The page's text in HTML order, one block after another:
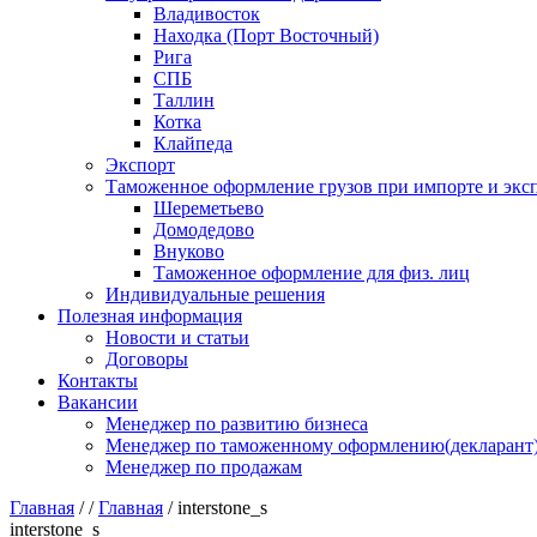
Владивосток
Находка (Порт Восточный)
Рига
СПБ
Таллин
Котка
Клайпеда
Экспорт
Таможенное оформление грузов при импорте и
Шереметьево
Домодедово
Внуково
Таможенное оформление для физ. лиц
Индивидуальные решения
Полезная информация
Новости и статьи
Договоры
Контакты
Вакансии
Менеджер по развитию бизнеса
Менеджер по таможенному
Менеджер по продажам
Главная //Главная /interstone_s
interstone_s